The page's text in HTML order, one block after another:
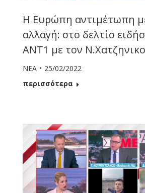
Η Ευρώπη αντιμέτωπη
αλλαγή: στο δελτίο
ΑΝΤ1 με τον
ΝΕΑ
25/02/2022
περισσότερα